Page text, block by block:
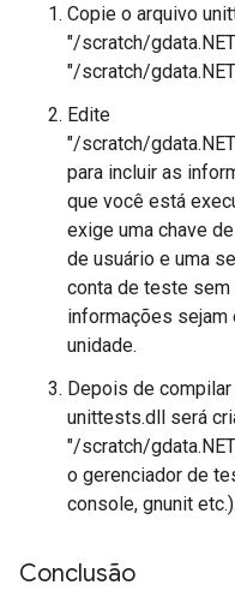
Copie o arquivo
"/scratch/
"/scratch/
Edite
"/scratch/
para incluir as
que você está
exige uma chave
de usuário e uma
conta de teste sem
informações
unidade.
Depois de
unittests.dll será
"/scratch/
o gerenciador de
console, gnunit etc.).
Conclusão